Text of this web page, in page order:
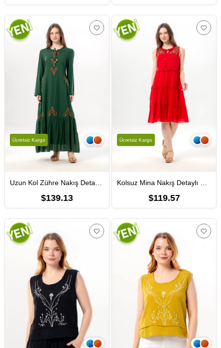
$139.13
Ücretsiz Kargo
$119.57
Ücretsiz Kargo